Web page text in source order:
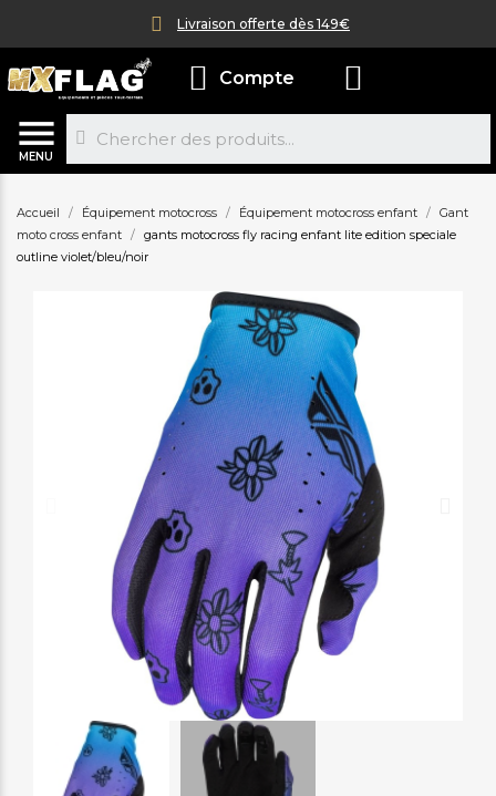
Livraison offerte dès 149€
MENU
Compte
Accueil Équipement motocross Équipement motocross enfant
Gant
moto cross enfant
gants motocross fly racing enfant lite edition speciale
outline violet/bleu/noir